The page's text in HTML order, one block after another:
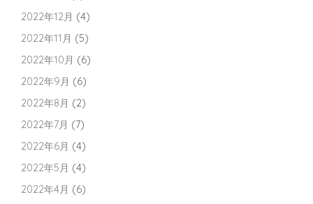
2022年12月 (4)
2022年11月 (5)
2022年10月 (6)
2022年9月 (6)
2022年8月 (2)
2022年7月 (7)
2022年6月 (4)
2022年5月 (4)
2022年4月 (6)